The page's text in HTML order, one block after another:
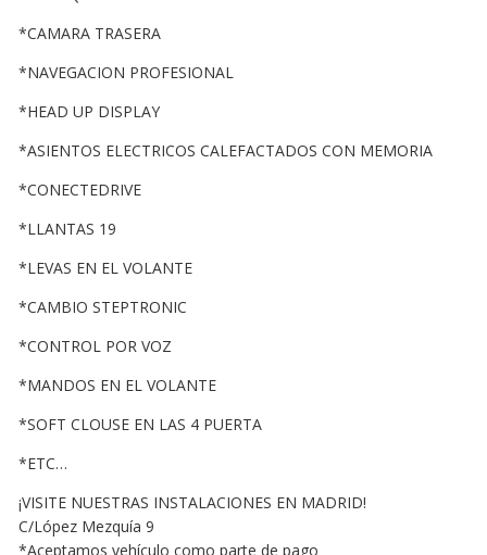
*CAMARA TRASERA
*NAVEGACION PROFESIONAL
*HEAD UP DISPLAY
*ASIENTOS ELECTRICOS CALEFACTADOS CON MEMORIA
*CONECTEDRIVE
*LLANTAS 19
*LEVAS EN EL VOLANTE
*CAMBIO STEPTRONIC
*CONTROL POR VOZ
*MANDOS EN EL VOLANTE
*SOFT CLOUSE EN LAS 4 PUERTA
*ETC…
¡VISITE NUESTRAS INSTALACIONES EN MADRID!
C/López Mezquía 9
*Aceptamos vehículo como parte de pago